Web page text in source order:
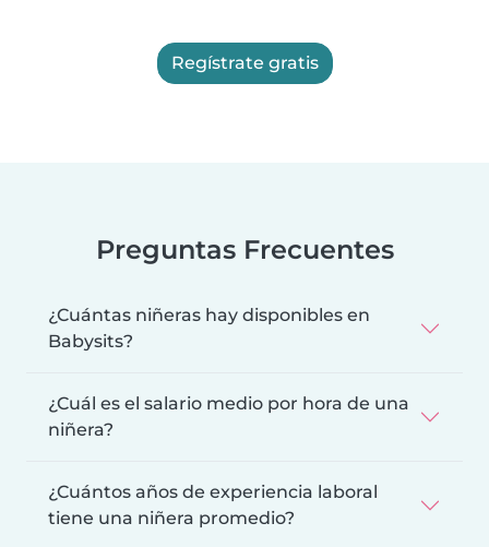
Regístrate gratis
Preguntas Frecuentes
¿Cuántas niñeras hay disponibles en
Babysits?
¿Cuál es el salario medio por hora de una
niñera?
¿Cuántos años de experiencia laboral
tiene una niñera promedio?